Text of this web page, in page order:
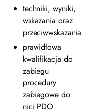
techniki, wyniki,
wskazania oraz
przeciwwskazania
prawidłowa
kwalifikacja do
zabiegu
procedury
zabiegowe do
nici PDO